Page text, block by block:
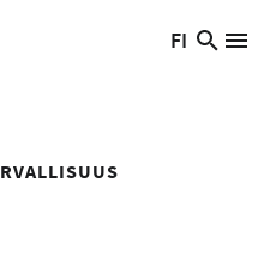
Vaihda
FI
Hae